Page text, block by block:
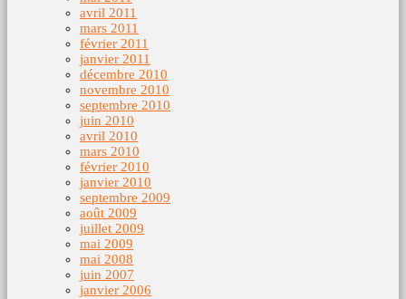
avril 2011
mars 2011
février 2011
janvier 2011
décembre 2010
novembre 2010
septembre 2010
juin 2010
avril 2010
mars 2010
février 2010
janvier 2010
septembre 2009
août 2009
juillet 2009
mai 2009
mai 2008
juin 2007
janvier 2006